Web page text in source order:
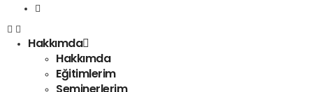
Hakkımda
Hakkımda
Eğitimlerim